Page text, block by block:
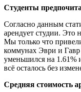
Студенты
Согласно данным
арендует студии. Это
Мы только что
коммунах Эври и
уменьшился на 1.61%
всё осталось без
Средняя стоимость